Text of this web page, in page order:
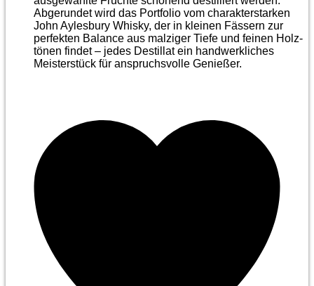
Abgerundet wird das Portfolio vom charakterstarken
John Aylesbury Whisky, der in kleinen Fässern zur
perfekten Balance aus malziger Tiefe und feinen Holz­
tönen findet – jedes Destillat ein handwerkliches
Meister­stück für anspruchsvolle Genießer.